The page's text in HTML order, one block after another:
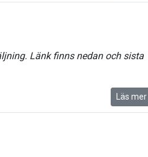
Länk finns nedan och sista
Läs mer